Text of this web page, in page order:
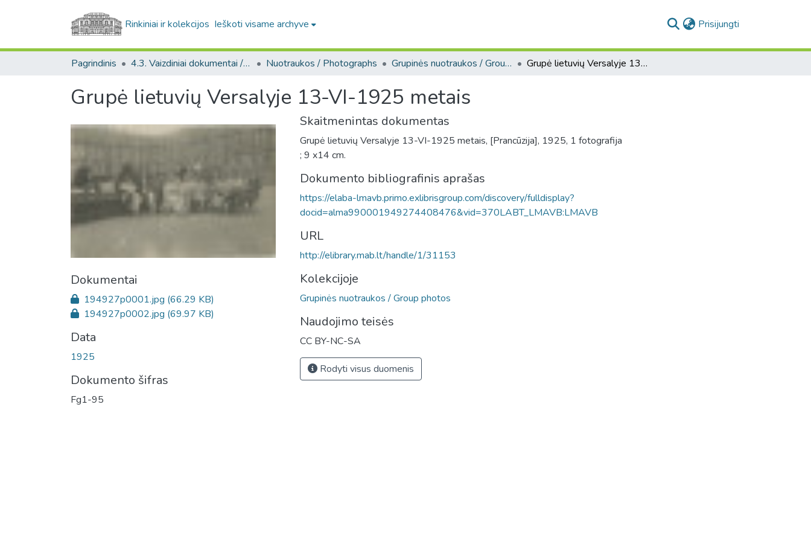
Rinkiniai ir kolekcijos Ieškoti visame archyve Prisijungti
Pagrindinis 4.3. Vaizdiniai dokumentai / Visual documents Nuotraukos / Photographs Grupinės nuotraukos / Group photos Grupė lietuvių Versalyje 13-VI-1925 metais
Grupė lietuvių Versalyje 13-VI-1925 metais
Dokumentai
194927p0001.jpg (66.29 KB)
194927p0002.jpg (69.97 KB)
Data
1925
Dokumento šifras
Fg1-95
Skaitmenintas dokumentas
Grupė lietuvių Versalyje 13-VI-1925 metais, [Prancūzija], 1925, 1 fotografija
; 9 x14 cm.
Dokumento bibliografinis aprašas
https://elaba-lmavb.primo.exlibrisgroup.com/discovery/fulldisplay?
docid=alma990001949274408476&vid=370LABT_LMAVB:LMAVB
URL
http://elibrary.mab.lt/handle/1/31153
Kolekcijoje
Grupinės nuotraukos / Group photos
Naudojimo teisės
CC BY-NC-SA
Rodyti visus duomenis